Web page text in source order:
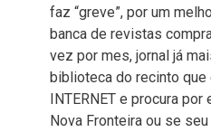
faz “greve”, por um
banca de revistas
vez por mes, jornal já
biblioteca do recinto que
INTERNET e procura
Nova Fronteira ou se